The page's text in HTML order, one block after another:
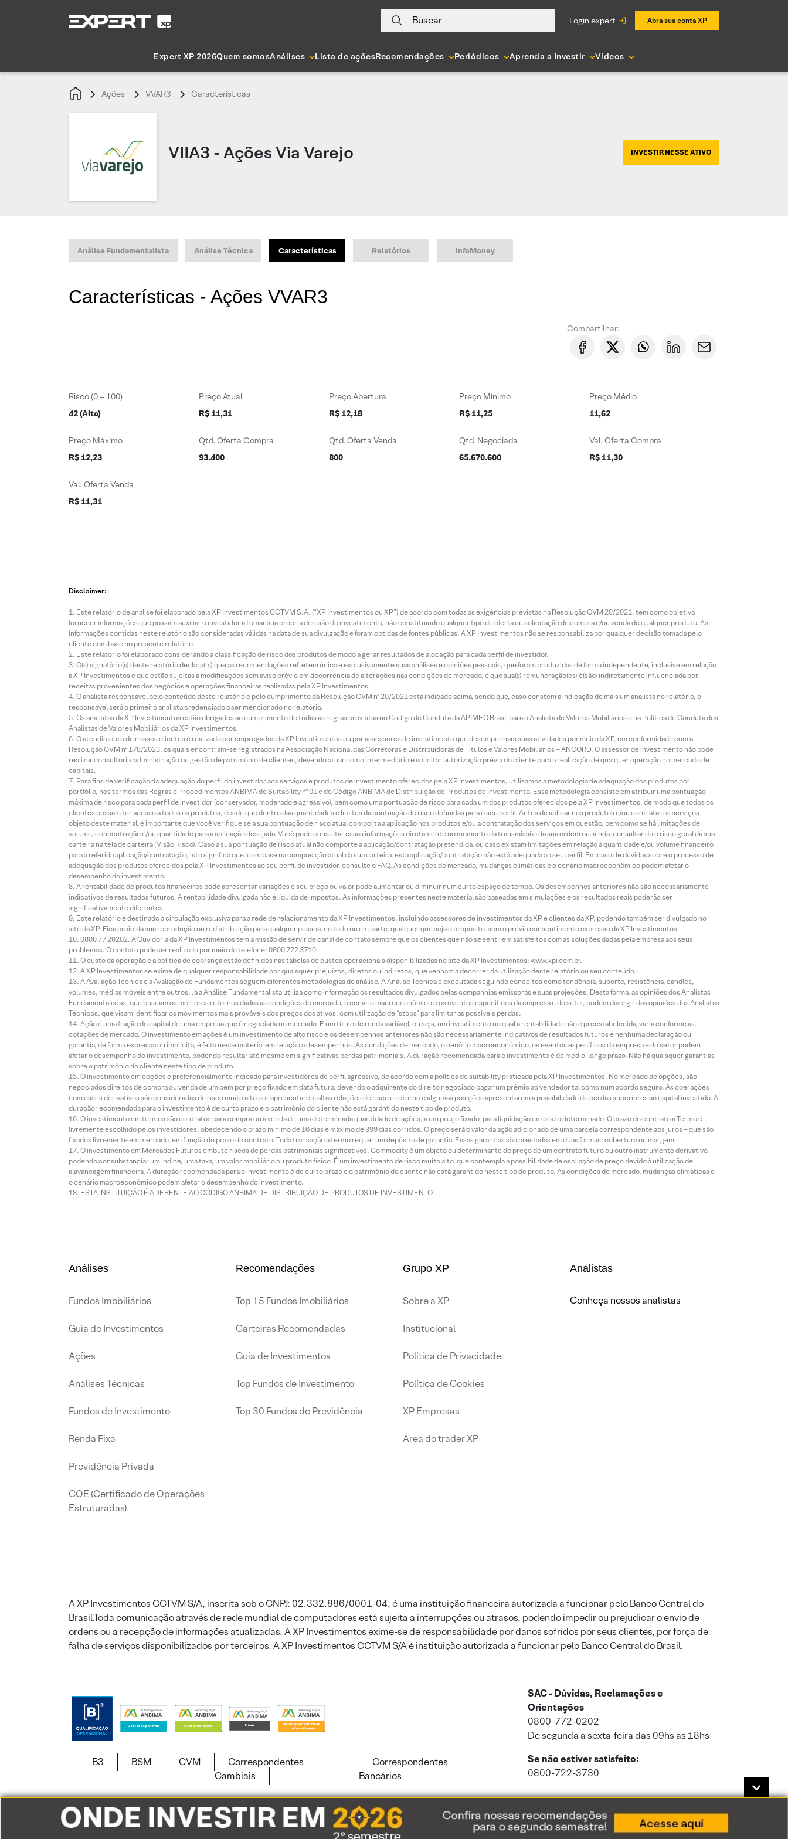
Buscar login expert Abra sua conta XP
Expert XP 2026Quem somosAnálises Lista de açõesRecomendações Periódicos Aprenda a Investir Vídeos
Ações VVAR3 Características
VIIA3 - Ações Via Varejo INVESTIR NESSE ATIVO
Análise Fundamentalista Análise Técnica Características Relatórios InfoMoney
Características - Ações VVAR3
Compartilhar:
Risco (0 – 100)
42 (Alto)
Preço Atual
R$ 11,31
Preço Abertura
R$ 12,18
Preço Mínimo
R$ 11,25
Preço Médio
11,62
Preço Máximo
R$ 12,23
Qtd. Oferta Compra
93.400
Qtd. Oferta Venda
800
Qtd. Negociada
65.670.600
Val. Oferta Compra
R$ 11,30
Val. Oferta Venda
R$ 11,31
Disclaimer:
Este relatório de análise foi elaborado pela XP Investimentos CCTVM S.A. (“XP Investimentos ou XP”) de acordo com todas as exigências previstas na Resolução CVM 20/2021, tem como objetivo
fornecer informações que possam auxiliar o investidor a tomar sua própria decisão de investimento, não constituindo qualquer tipo de oferta ou solicitação de compra e/ou venda de qualquer produto. As
informações contidas neste relatório são consideradas válidas na data de sua divulgação e foram obtidas de fontes públicas. A XP Investimentos não se responsabiliza por qualquer decisão tomada pelo
cliente com base no presente relatório.
Este relatório foi elaborado considerando a classificação de risco dos produtos de modo a gerar resultados de alocação para cada perfil de investidor.
O(s) signatário(s) deste relatório declara(m) que as recomendações refletem única e exclusivamente suas análises e opiniões pessoais, que foram produzidas de forma independente, inclusive em relação
à XP Investimentos e que estão sujeitas a modificações sem aviso prévio em decorrência de alterações nas condições de mercado, e que sua(s) remuneração(es) é(são) indiretamente influenciada por
receitas provenientes dos negócios e operações financeiras realizadas pela XP Investimentos.
O analista responsável pelo conteúdo deste relatório e pelo cumprimento da Resolução CVM nº 20/2021 está indicado acima, sendo que, caso constem a indicação de mais um analista no relatório, o
responsável será o primeiro analista credenciado a ser mencionado no relatório.
Os analistas da XP Investimentos estão obrigados ao cumprimento de todas as regras previstas no Código de Conduta da APIMEC Brasil para o Analista de Valores Mobiliários e na Política de Conduta dos
Analistas de Valores Mobiliários da XP Investimentos.
O atendimento de nossos clientes é realizado por empregados da XP Investimentos ou por assessores de investimento que desempenham suas atividades por meio da XP, em conformidade com a
Resolução CVM nº 178/2023, os quais encontram-se registrados na Associação Nacional das Corretoras e Distribuidoras de Títulos e Valores Mobiliários – ANCORD. O assessor de investimento não pode
realizar consultoria, administração ou gestão de patrimônio de clientes, devendo atuar como intermediário e solicitar autorização prévia do cliente para a realização de qualquer operação no mercado de
capitais.
Para fins de verificação da adequação do perfil do investidor aos serviços e produtos de investimento oferecidos pela XP Investimentos, utilizamos a metodologia de adequação dos produtos por
portfólio, nos termos das Regras e Procedimentos ANBIMA de Suitability nº 01 e do Código ANBIMA de Distribuição de Produtos de Investimento. Essa metodologia consiste em atribuir uma pontuação
máxima de risco para cada perfil de investidor (conservador, moderado e agressivo), bem como uma pontuação de risco para cada um dos produtos oferecidos pela XP Investimentos, de modo que todos os
clientes possam ter acesso a todos os produtos, desde que dentro das quantidades e limites da pontuação de risco definidas para o seu perfil. Antes de aplicar nos produtos e/ou contratar os serviços
objeto deste material, é importante que você verifique se a sua pontuação de risco atual comporta a aplicação nos produtos e/ou a contratação dos serviços em questão, bem como se há limitações de
volume, concentração e/ou quantidade para a aplicação desejada. Você pode consultar essas informações diretamente no momento da transmissão da sua ordem ou, ainda, consultando o risco geral da sua
carteira na tela de carteira (Visão Risco). Caso a sua pontuação de risco atual não comporte a aplicação/contratação pretendida, ou caso existam limitações em relação à quantidade e/ou volume financeiro
para a referida aplicação/contratação, isto significa que, com base na composição atual da sua carteira, esta aplicação/contratação não está adequada ao seu perfil. Em caso de dúvidas sobre o processo de
adequação dos produtos oferecidos pela XP Investimentos ao seu perfil de investidor, consulte o FAQ. As condições de mercado, mudanças climáticas e o cenário macroeconômico podem afetar o
desempenho do investimento.
A rentabilidade de produtos financeiros pode apresentar variações e seu preço ou valor pode aumentar ou diminuir num curto espaço de tempo. Os desempenhos anteriores não são necessariamente
indicativos de resultados futuros. A rentabilidade divulgada não é líquida de impostos. As informações presentes neste material são baseadas em simulações e os resultados reais poderão ser
significativamente diferentes.
Este relatório é destinado à circulação exclusiva para a rede de relacionamento da XP Investimentos, incluindo assessores de investimentos da XP e clientes da XP, podendo também ser divulgado no
site da XP. Fica proibida sua reprodução ou redistribuição para qualquer pessoa, no todo ou em parte, qualquer que seja o propósito, sem o prévio consentimento expresso da XP Investimentos.
0800 77 20202. A Ouvidoria da XP Investimentos tem a missão de servir de canal de contato sempre que os clientes que não se sentirem satisfeitos com as soluções dadas pela empresa aos seus
problemas. O contato pode ser realizado por meio do telefone: 0800 722 3710.
O custo da operação e a política de cobrança estão definidos nas tabelas de custos operacionais disponibilizadas no site da XP Investimentos: www.xpi.com.br.
A XP Investimentos se exime de qualquer responsabilidade por quaisquer prejuízos, diretos ou indiretos, que venham a decorrer da utilização deste relatório ou seu conteúdo.
A Avaliação Técnica e a Avaliação de Fundamentos seguem diferentes metodologias de análise. A Análise Técnica é executada seguindo conceitos como tendência, suporte, resistência, candles,
volumes, médias móveis entre outros. Já a Análise Fundamentalista utiliza como informação os resultados divulgados pelas companhias emissoras e suas projeções. Desta forma, as opiniões dos Analistas
Fundamentalistas, que buscam os melhores retornos dadas as condições de mercado, o cenário macroeconômico e os eventos específicos da empresa e do setor, podem divergir das opiniões dos Analistas
Técnicos, que visam identificar os movimentos mais prováveis dos preços dos ativos, com utilização de “stops” para limitar as possíveis perdas.
Ação é uma fração do capital de uma empresa que é negociada no mercado. É um título de renda variável, ou seja, um investimento no qual a rentabilidade não é preestabelecida, varia conforme as
cotações de mercado. O investimento em ações é um investimento de alto risco e os desempenhos anteriores não são necessariamente indicativos de resultados futuros e nenhuma declaração ou
garantia, de forma expressa ou implícita, é feita neste material em relação a desempenhos. As condições de mercado, o cenário macroeconômico, os eventos específicos da empresa e do setor podem
afetar o desempenho do investimento, podendo resultar até mesmo em significativas perdas patrimoniais. A duração recomendada para o investimento é de médio-longo prazo. Não há quaisquer garantias
sobre o patrimônio do cliente neste tipo de produto.
O investimento em opções é preferencialmente indicado para investidores de perfil agressivo, de acordo com a política de suitability praticada pela XP Investimentos. No mercado de opções, são
negociados direitos de compra ou venda de um bem por preço fixado em data futura, devendo o adquirente do direito negociado pagar um prêmio ao vendedor tal como num acordo seguro. As operações
com esses derivativos são consideradas de risco muito alto por apresentarem altas relações de risco e retorno e algumas posições apresentarem a possibilidade de perdas superiores ao capital investido. A
duração recomendada para o investimento é de curto prazo e o patrimônio do cliente não está garantido neste tipo de produto.
O investimento em termos são contratos para compra ou a venda de uma determinada quantidade de ações, a um preço fixado, para liquidação em prazo determinado. O prazo do contrato a Termo é
livremente escolhido pelos investidores, obedecendo o prazo mínimo de 16 dias e máximo de 999 dias corridos. O preço será o valor da ação adicionado de uma parcela correspondente aos juros – que são
fixados livremente em mercado, em função do prazo do contrato. Toda transação a termo requer um depósito de garantia. Essas garantias são prestadas em duas formas: cobertura ou margem.
O investimento em Mercados Futuros embute riscos de perdas patrimoniais significativos. Commodity é um objeto ou determinante de preço de um contrato futuro ou outro instrumento derivativo,
podendo consubstanciar um índice, uma taxa, um valor mobiliário ou produto físico. É um investimento de risco muito alto, que contempla a possibilidade de oscilação de preço devido à utilização de
alavancagem financeira. A duração recomendada para o investimento é de curto prazo e o patrimônio do cliente não está garantido neste tipo de produto. As condições de mercado, mudanças climáticas e
o cenário macroeconômico podem afetar o desempenho do investimento.
ESTA INSTITUIÇÃO É ADERENTE AO CÓDIGO ANBIMA DE DISTRIBUIÇÃO DE PRODUTOS DE INVESTIMENTO.
Análises
Fundos Imobiliários
Guia de Investimentos
Ações
Análises Técnicas
Fundos de Investimento
Renda Fixa
Previdência Privada
COE (Certificado de Operações
Estruturadas)
Recomendações
Top 15 Fundos Imobiliários
Carteiras Recomendadas
Guia de Investimentos
Top Fundos de Investimento
Top 30 Fundos de Previdência
Grupo XP
Sobre a XP
Institucional
Política de Privacidade
Política de Cookies
XP Empresas
Área do trader XP
Analistas
Conheça nossos analistas
A XP Investimentos CCTVM S/A, inscrita sob o CNPJ: 02.332.886/0001-04, é uma instituição financeira autorizada a funcionar pelo Banco Central do
Brasil.Toda comunicação através de rede mundial de computadores está sujeita a interrupções ou atrasos, podendo impedir ou prejudicar o envio de
ordens ou a recepção de informações atualizadas. A XP Investimentos exime-se de responsabilidade por danos sofridos por seus clientes, por força de
falha de serviços disponibilizados por terceiros. A XP Investimentos CCTVM S/A é instituição autorizada a funcionar pelo Banco Central do Brasil.
B3 BSM CVM
Correspondentes
Cambiais
Correspondentes
Bancários
SAC - Dúvidas, Reclamações e
Orientações
0800-772-0202
De segunda a sexta-feira das 09hs às 18hs
Se não estiver satisfeito:
0800-722-3730
Este site usa cookies e dados pessoais de acordo com a nossa Política de Cookiese a nossaPolítica de Privacidade.